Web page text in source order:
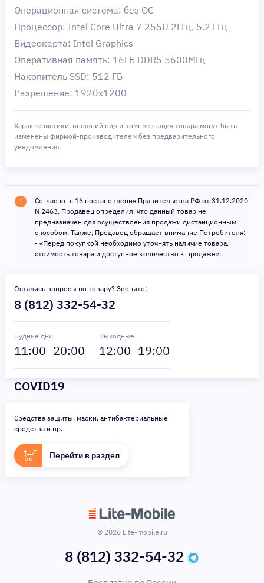
Операционная система: без ОС
Процессор: Intel Core Ultra 7 255U 2ГГц, 5.2 ГГц
Видеокарта: Intel Graphics
Оперативная память: 16ГБ DDR5 5600МГц
Накопитель SSD: 512 ГБ
Разрешение: 1920x1200
Характеристики, внешний вид и комплектация товара могут быть
изменены фирмой-производителем без предварительного
уведомления.
Согласно п. 16 постановления Правительства РФ от 31.12.2020
N 2463, Продавец определил, что данный товар не
предназначен для осуществления продажи дистанционным
способом. Также, Продавец обращает внимание Потребителя:
- «Перед покупкой необходимо уточнять наличие товара,
стоимость товара и доступное количество к продаже».
Остались вопросы по товару? Звоните:
8 (812) 332-54-32
Будние дни
11:00–20:00
Выходные
12:00–19:00
COVID19
Средства защиты, маски, антибактериальные
средства и пр.
Перейти в раздел
© 2026 Lite-mobile.ru
8 (812) 332-54-32